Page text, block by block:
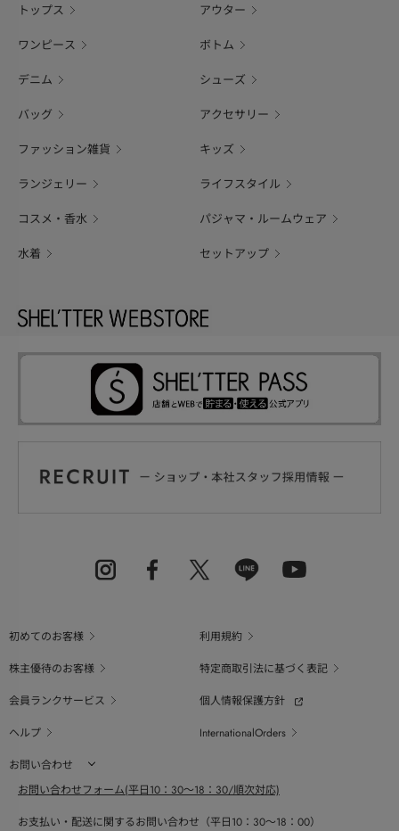
トップス アウター
ワンピース ボトム
デニム シューズ
バッグ アクセサリー
ファッション雑貨 キッズ
ランジェリー ライフスタイル
コスメ・香水 パジャマ・ルームウェア
水着 セットアップ
初めてのお客様
利用規約
株主優待のお客様
特定商取引法に基づく表記
会員ランクサービス
個人情報保護方針
ヘルプ
InternationalOrders
お問い合わせ
お問い合わせフォーム(平日10：30～18：30/順次対応)
お支払い・配送に関するお問い合わせ（平日10：30～18：00）